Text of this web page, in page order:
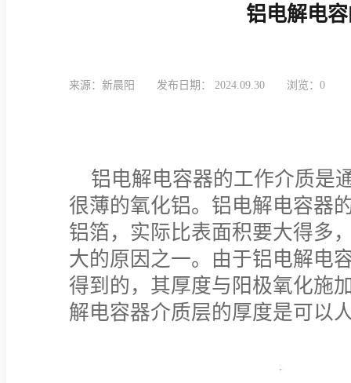
铝电解电
来源：新晨阳 发布日期： 2024.09.30 浏览：0
铝电解电容器的工作介质是
很薄的氧化铝。铝电解电容器
铝箔，实际比表面积要大得多
大的原因之一。由于铝电解电
得到的，其厚度与阳极氧化施
解电容器介质层的厚度是可以